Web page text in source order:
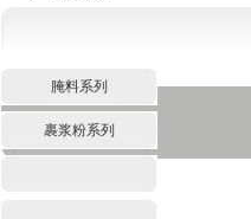
腌料系列
裹浆粉系列